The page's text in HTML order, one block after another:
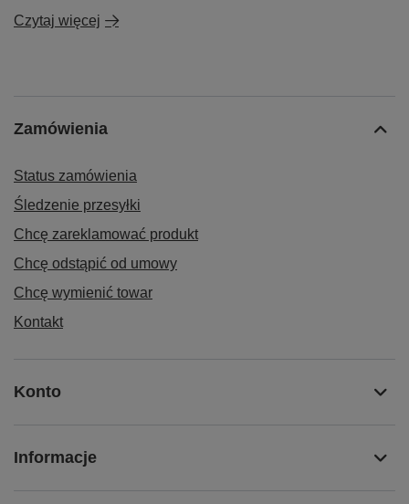
Czytaj więcej
Zamówienia
Status zamówienia
Śledzenie przesyłki
Chcę zareklamować produkt
Chcę odstąpić od umowy
Chcę wymienić towar
Kontakt
Konto
Informacje